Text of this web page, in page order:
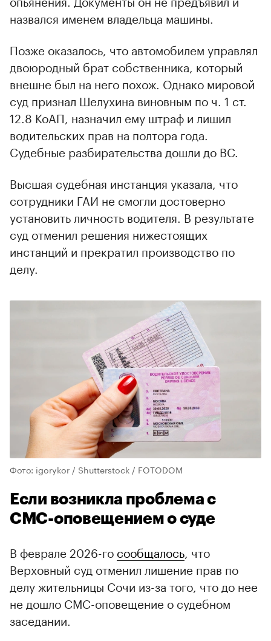
назвался именем владельца машины.
Позже оказалось, что автомобилем управлял
двоюродный брат собственника, который
внешне был на него похож. Однако мировой
суд признал Шелухина виновным по ч. 1 ст.
12.8 КоАП, назначил ему штраф и лишил
водительских прав на полтора года.
Судебные разбирательства дошли до ВС.
Высшая судебная инстанция указала, что
сотрудники ГАИ не смогли достоверно
установить личность водителя. В результате
суд отменил решения нижестоящих
инстанций и прекратил производство по
делу.
Фото: igorykor / Shutterstock / FOTODOM
Если возникла проблема с
СМС-оповещением о суде
В феврале 2026-го сообщалось , что
Верховный суд отменил лишение прав по
делу жительницы Сочи из-за того, что до нее
не дошло СМС-оповещение о судебном
заседании.